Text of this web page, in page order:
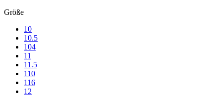
Größe
10
10.5
104
11
11.5
110
116
12